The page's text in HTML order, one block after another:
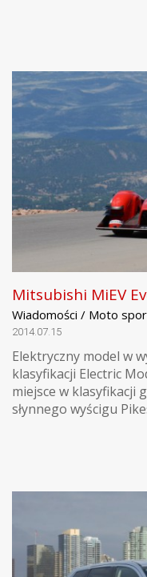
Mitsubishi MiEV
Wiadomości / Moto
2014.07.15
Elektryczny model w
klasyfikacji Electric
miejsce w klasyfikacji
słynnego wyścigu